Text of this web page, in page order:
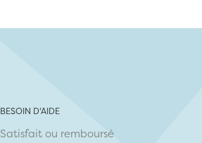
BESOIN D'AIDE
Satisfait ou remboursé